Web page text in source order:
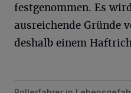
festgenommen. Es
ausreichende Gründe
deshalb einem